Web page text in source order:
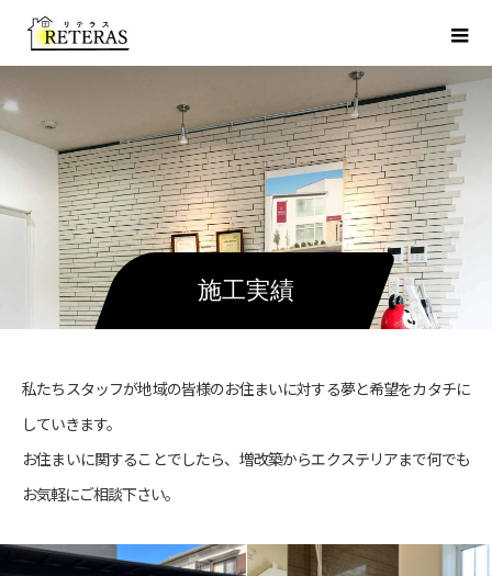
施工実績
私たちスタッフが地域の皆様のお住まいに対する夢と希望をカタチに
していきます。
お住まいに関することでしたら、増改築からエクステリアまで何でも
お気軽にご相談下さい。